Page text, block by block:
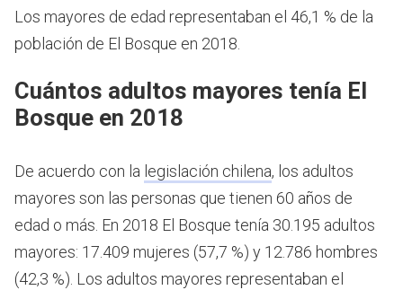
Los mayores de edad representaban el 46,1 % de la
población de El Bosque en 2018.
Cuántos adultos mayores tenía El
Bosque en 2018
De acuerdo con la legislación chilena, los adultos
mayores son las personas que tienen 60 años de
edad o más. En 2018 El Bosque tenía 30.195 adultos
mayores: 17.409 mujeres (57,7 %) y 12.786 hombres
(42,3 %). Los adultos mayores representaban el